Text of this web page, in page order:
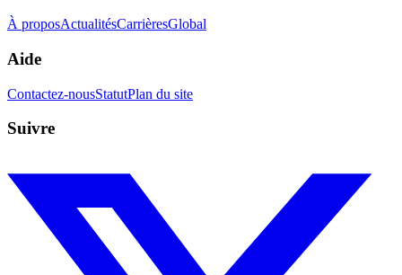
À proposActualitésCarrièresGlobal
Aide
Contactez-nousStatutPlan du site
Suivre